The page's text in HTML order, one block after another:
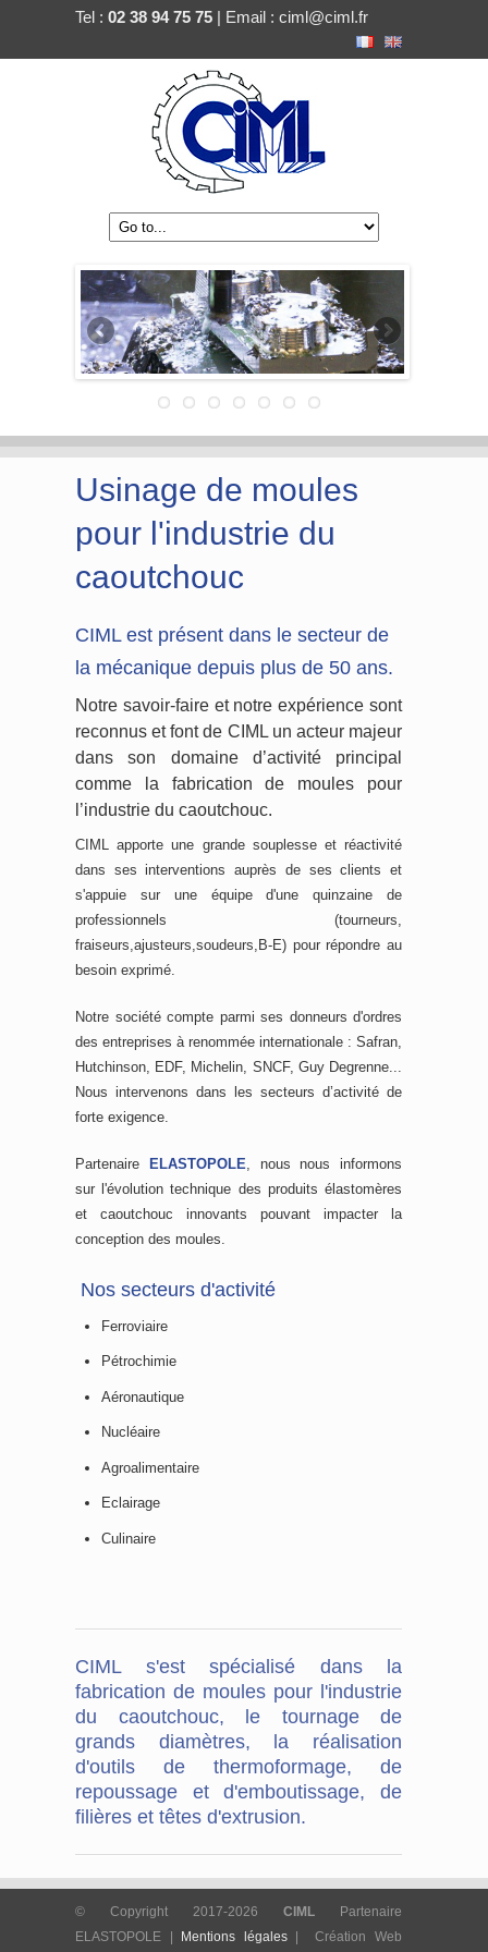
Tel : 02 38 94 75 75 | Email : ciml@ciml.fr
Usinage de moules
pour l'industrie du
caoutchouc
CIML est présent dans le secteur de
la mécanique depuis plus de 50 ans.
Notre savoir-faire et notre expérience sont
reconnus et font de CIML un acteur majeur
dans son domaine d’activité principal
comme la fabrication de moules pour
l’industrie du caoutchouc.
CIML apporte une grande souplesse et réactivité
dans ses interventions auprès de ses clients et
s'appuie sur une équipe d'une quinzaine de
professionnels (tourneurs,
fraiseurs,ajusteurs,soudeurs,B-E) pour répondre au
besoin exprimé.
Notre société compte parmi ses donneurs d'ordres
des entreprises à renommée internationale : Safran,
Hutchinson, EDF, Michelin, SNCF, Guy Degrenne...
Nous intervenons dans les secteurs d’activité de
forte exigence.
Partenaire ELASTOPOLE, nous nous informons
sur l'évolution technique des produits élastomères
et caoutchouc innovants pouvant impacter la
conception des moules.
Nos secteurs d'activité
Ferroviaire
Pétrochimie
Aéronautique
Nucléaire
Agroalimentaire
Eclairage
Culinaire
CIML s'est spécialisé dans la
fabrication de moules pour l'industrie
du caoutchouc, le tournage de
grands diamètres, la réalisation
d'outils de thermoformage, de
repoussage et d'emboutissage, de
filières et têtes d'extrusion.
© Copyright 2017-2026 CIML Partenaire
ELASTOPOLE |
Mentions légales| Création Web